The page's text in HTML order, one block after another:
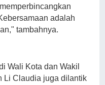
adalah
tambahnya.
Wali Kota dan Wakil
Li Claudia juga dilantik